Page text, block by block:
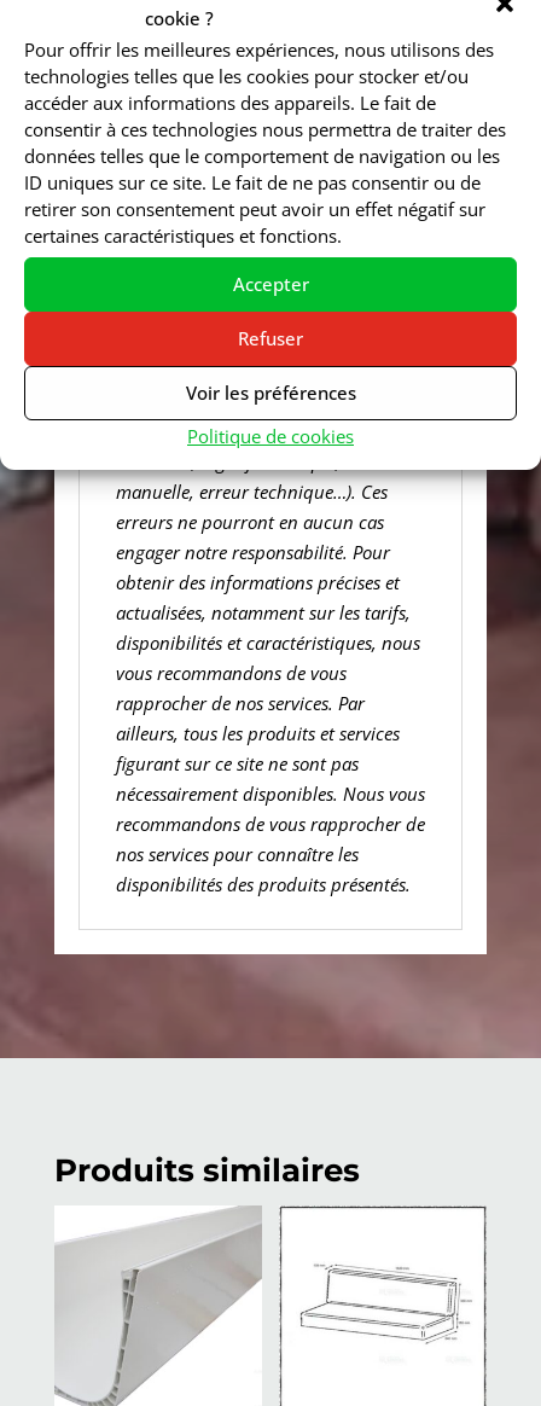
cookie ?
Pour offrir les meilleures expériences, nous utilisons des
technologies telles que les cookies pour stocker et/ou
accéder aux informations des appareils. Le fait de
consentir à ces technologies nous permettra de traiter des
données telles que le comportement de navigation ou les
ID uniques sur ce site. Le fait de ne pas consentir ou de
retirer son consentement peut avoir un effet négatif sur
certaines caractéristiques et fonctions.
Accepter
Refuser
Voir les préférences
Politique de cookies
validation de commande.
modifier nos prix à tout moment,
cependant les tarifs qui vous seront
appliqués, sont ceux enregistrés lors
de votre commande.Nous vous
prions de bien vouloir établir vos
paiements à l’ordre de ZEN MOBIL
HOMES, suivant les délais et
modalités indiqués dans votre
confirmation de commande.Les
délais de livraison, vous sont
donnés à titre indicatif, un retard
de livraison ne peut en aucun cas
donner lieu à dommages et
Malgré la vigilance de SARL ZEN, il est
possible que surviennent sur le site des
erreurs de prix et ce, quelle qu’en soit
manuelle, erreur technique…). Ces
erreurs ne pourront en aucun cas
engager notre responsabilité. Pour
obtenir des informations précises et
actualisées, notamment sur les tarifs,
disponibilités et caractéristiques, nous
vous recommandons de vous
rapprocher de nos services. Par
ailleurs, tous les produits et services
figurant sur ce site ne sont pas
nécessairement disponibles. Nous vous
recommandons de vous rapprocher de
nos services pour connaître les
disponibilités des produits présentés.
Produits similaires